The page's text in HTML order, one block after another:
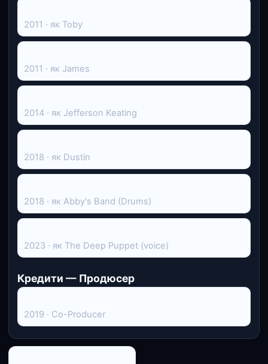
2011 · як Toby
2011 · як James
2014 · як Jefferson Keating
2018 · як Dustin
2018 · як Abby's Band (Drums)
2023 · як The Deep Puppet (voice)
Кредити — Продюсер
2019 · Co-Producer